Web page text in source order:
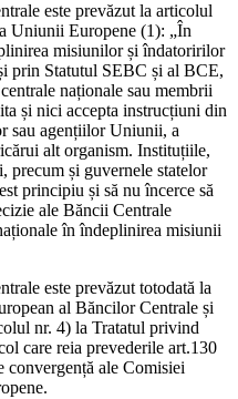
este prevăzut la articolul
Uniunii Europene (1): „În
misiunilor și îndatoririlor
prin Statutul SEBC și al BCE,
naționale sau membrii
și nici accepta instrucțiuni din
sau agențiilor Uniunii, a
alt organism. Instituțiile,
și guvernele statelor
principiu și să nu încerce să
ale Băncii Centrale
în îndeplinirea misiunii
este prevăzut totodată la
al Băncilor Centrale și
nr. 4) la Tratatul privind
care reia prevederile art.130
convergență ale Comisiei